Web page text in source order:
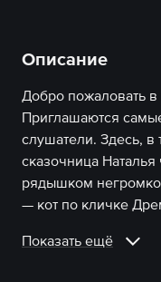
Описание
Добро пожаловать
Приглашаются
слушатели. Здесь, в
сказочница Наталья
рядышком
— кот по кличке
Показать ещё